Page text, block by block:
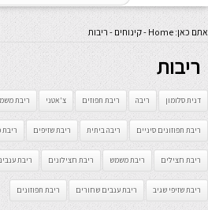
אתם כאן: Home
-קינוחים - ריבות
ריבות
דנית סלומון ריבה ריבת תפוזים צ'אטני ריבת
ריבת תפוזונים סיניים ריבה ביתית ריבת שזיפים ריבת
ריבת חצילים ריבת משמש ריבת חצילונים ריבת
ריבת שזיפי שגיב ריבת ענבים שחורים ריבת תפוזונים